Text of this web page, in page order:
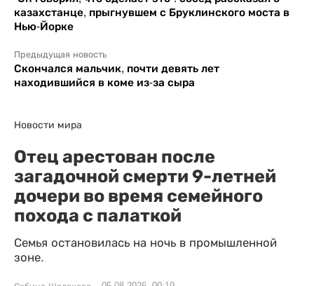
казахстанце, прыгнувшем с Бруклинского моста в
Нью-Йорке
Предыдущая новость
Скончался мальчик, почти девять лет
находившийся в коме из-за сыра
Новости мира
Отец арестован после
загадочной смерти 9-летней
дочери во время семейного
похода с палаткой
Семья остановилась на ночь в промышленной
зоне.